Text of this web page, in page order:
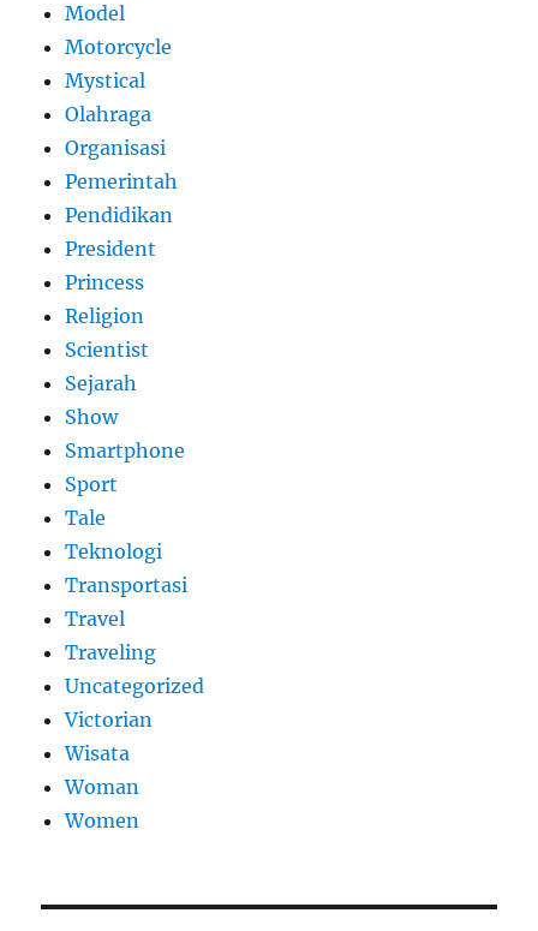
Model
Motorcycle
Mystical
Olahraga
Organisasi
Pemerintah
Pendidikan
President
Princess
Religion
Scientist
Sejarah
Show
Smartphone
Sport
Tale
Teknologi
Transportasi
Travel
Traveling
Uncategorized
Victorian
Wisata
Woman
Women